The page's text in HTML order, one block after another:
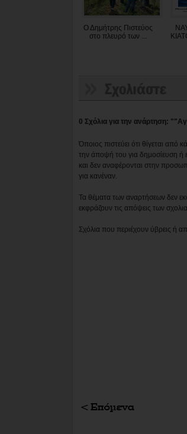
Ο Δημήτρης Πιστεύος
στο πλευρό των ...
0 Σχόλια για την ανάρτηση:
Όποιος πιστεύει ότι θίγεται
την άποψή του για δημοσίευση ή
και δεν αναφέρονται στην
για κανέναν.
Τα θέματα των αναρτήσεων δεν
εκφράζουν τις απόψεις των
Σχόλια που περιέχουν ύβρεις ή